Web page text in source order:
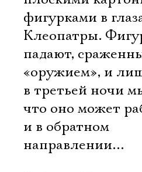
фигурками в
Клеопатры.
падают,
«оружием», и
в третьей ночи
что оно может
и в обратном
направлении…